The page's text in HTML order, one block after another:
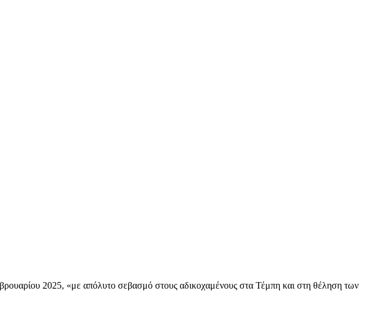
2025, «με απόλυτο σεβασμό στους αδικοχαμένους στα Τέμπη και στη θέληση των